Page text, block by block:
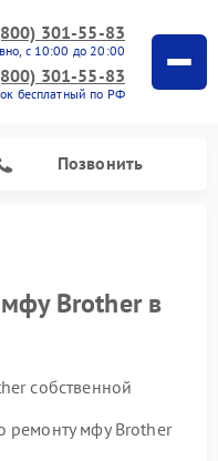
301-55-83
с 10:00 до 20:00
301-55-83
бесплатный по РФ
Позвонить
Brother в
собственной
ремонту мфу Brother